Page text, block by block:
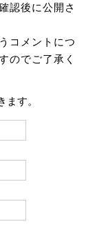
認後に公開さ
コメントにつ
のでご了承く
ます。